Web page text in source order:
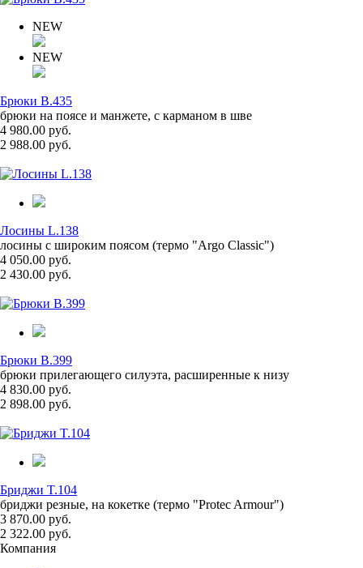
NEW
NEW
Брюки B.435
брюки на поясе и манжете, с карманом в шве
4 980.00 руб.
2 988.00 руб.
Лосины L.138
лосины с широким поясом (термо "Argo Classic")
4 050.00 руб.
2 430.00 руб.
Брюки B.399
брюки прилегающего силуэта, расширенные к низу
4 830.00 руб.
2 898.00 руб.
Бриджи T.104
бриджи резные, на кокетке (термо "Protec Armour")
3 870.00 руб.
2 322.00 руб.
Компания